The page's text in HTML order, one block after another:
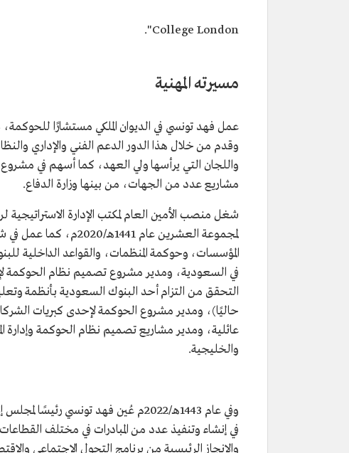
الاسم
تاريخ التعيين
المؤهلات العلمية
بكالوريوس في هندسة الإنتاج وتصميم النظم
الميكانيكية من جامعة الملك عبدالعزيز.
ماجستير في إدارة الأعمال الدولية من كلية
بيركبيك من جامعة لندن .
دكتوراه في الاقتصاد المالي تخصص حوكمة
College London".
مسيرته المهنية
وقدم من خلال هذا الدور الدعم الفني والإداري
واللجان التي يرأسها ولي العهد، كما أسهم في مشروع
مشاريع عدد من الجهات، من بينها وزارة الدفاع.
لمجموعة العشرين عام
المؤسسات، وحوكمة المنظمات، والقواعد الداخلية
في السعودية، ومدير مشروع تصميم نظام الحوكمة
التحقق من التزام أحد البنوك السعودية بأنظمة
حاليًا)، ومدير مشروع الحوكمة لإحدى كبريات
عائلية، ومدير مشاريع تصميم نظام الحوكمة وإدارة
والخليجية.
وفي عام 1443هـ/2022م عُين فهد تونسي
في إنشاء وتنفيذ عدد من المبادرات في مختلف